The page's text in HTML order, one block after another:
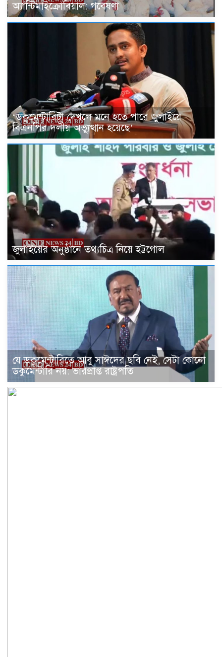
অ্যান্টিমাইক্রোবিয়াল: গবেষণা
‘ডকুমেন্টারিটা দেখলে মনে হতে পারে জুলাইয়ে
বিএনপির দলীয় অভ্যুত্থান হয়েছে’
জুলাইয়ের অনুষ্ঠানে তথ্যচিত্র নিয়ে হট্টগোল
যে ডকুমেন্টারিতে আবু সাঈদের ছবি নেই, সেটা কোনো
ডকুমেন্টারি নয়: ভারপ্রাপ্ত রাষ্ট্রপতি